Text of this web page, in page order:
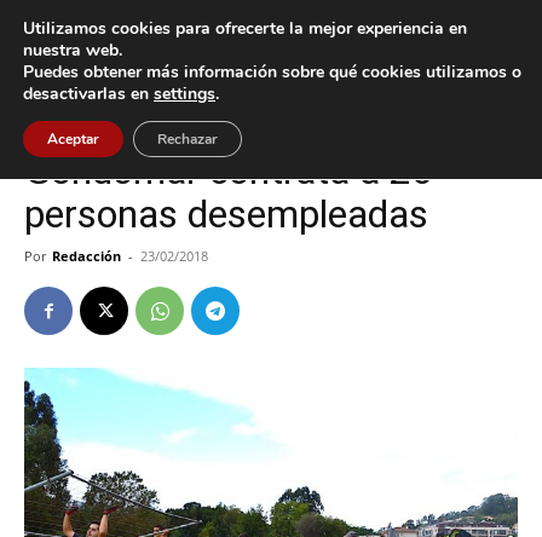
Inicio Gondomar
Gondomar Política
Gondomar contrata a 20
personas desempleadas
Por Redacción - 23/02/2018
Utilizamos cookies para ofrecerte la mejor experiencia en
nuestra web.
Puedes obtener más información sobre qué cookies utilizamos o
desactivarlas en settings.
Aceptar Rechazar